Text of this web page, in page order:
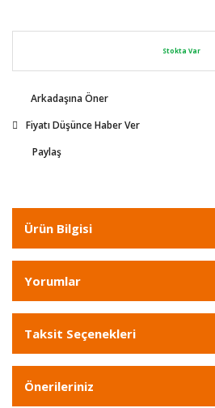
Stokta Var
Arkadaşına Öner
Fiyatı Düşünce Haber Ver
Paylaş
Ürün Bilgisi
Yorumlar
Taksit Seçenekleri
Önerileriniz